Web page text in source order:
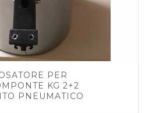
PER
KG 2+2
PNEUMATICO